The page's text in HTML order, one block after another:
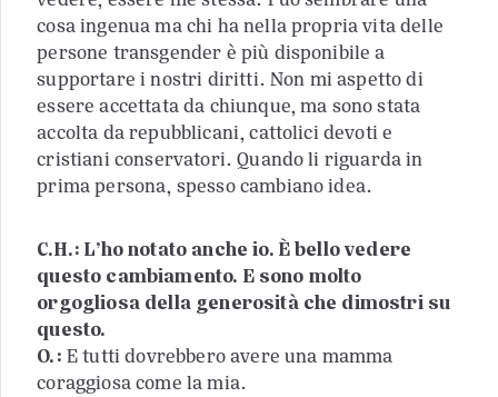
cosa ingenua ma chi ha nella propria vita delle
persone transgender è più disponibile a
supportare i nostri diritti. Non mi aspetto di
essere accettata da chiunque, ma sono stata
accolta da repubblicani, cattolici devoti e
cristiani conservatori. Quando li riguarda in
prima persona, spesso cambiano idea.
C.H.: L’ho notato anche io. È bello vedere
questo cambiamento. E sono molto
orgogliosa della generosità che dimostri su
questo.
O.: E tutti dovrebbero avere una mamma
coraggiosa come la mia.